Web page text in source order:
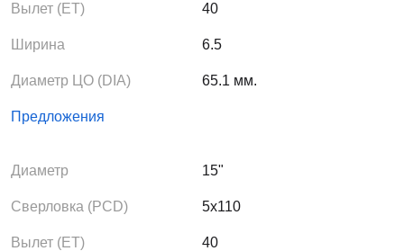
Вылет (ЕТ) 40
Ширина 6.5
Диаметр ЦО (DIA) 65.1 мм.
Предложения
Диаметр 15"
Сверловка (PCD) 5x110
Вылет (ЕТ) 40